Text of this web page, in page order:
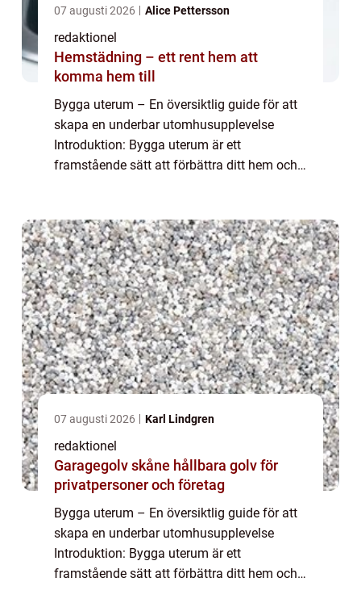
07 augusti 2026 Alice Pettersson
redaktionel
Hemstädning – ett rent hem att
komma hem till
Bygga uterum – En översiktlig guide för att
skapa en underbar utomhusupplevelse
Introduktion: Bygga uterum är ett
framstående sätt att förbättra ditt hem och
uterum kan du njuta av n...
07 augusti 2026 Karl Lindgren
redaktionel
Garagegolv skåne hållbara golv för
privatpersoner och företag
Bygga uterum – En översiktlig guide för att
skapa en underbar utomhusupplevelse
Introduktion: Bygga uterum är ett
framstående sätt att förbättra ditt hem och